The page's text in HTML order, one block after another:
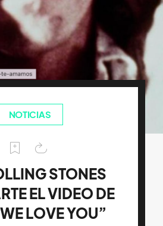
NOTICIAS
STONES
EL VIDEO DE
LOVE YOU”